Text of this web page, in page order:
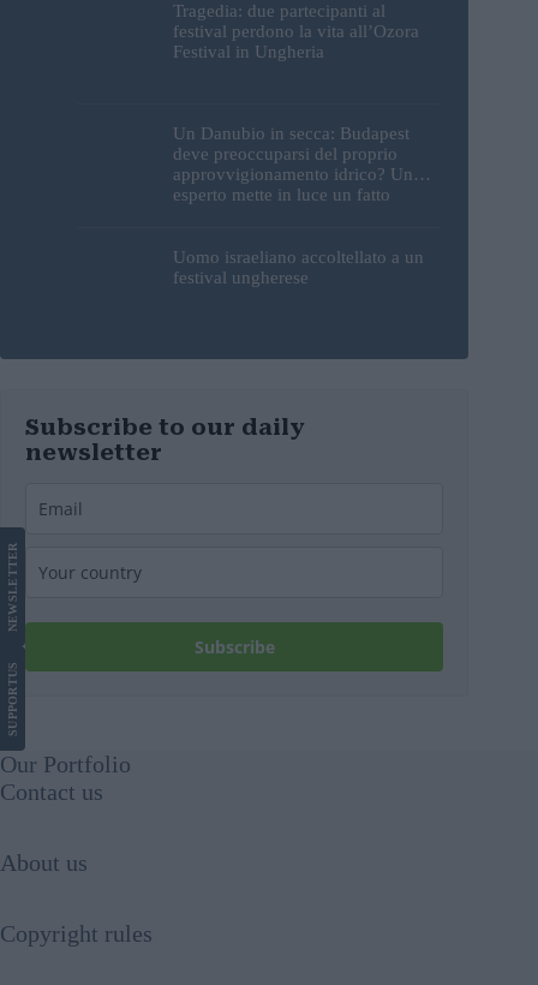
Tragedia: due partecipanti al
festival perdono la vita all’Ozora
Festival in Ungheria
Un Danubio in secca: Budapest
deve preoccuparsi del proprio
approvvigionamento idrico? Un
esperto mette in luce un fatto
Uomo israeliano accoltellato a un
festival ungherese
Subscribe to our daily
newsletter
Subscribe
SUPPORT
US
NEWS
LETTER
Our Portfolio
Contact us
About us
Copyright rules